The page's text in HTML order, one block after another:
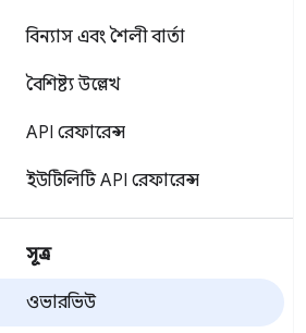
বিন্যাস এবং শৈলী বার্তা
বৈশিষ্ট্য উল্লেখ
API রেফারেন্স
ইউটিলিটি API রেফারেন্স
সূত্র
ওভারভিউ